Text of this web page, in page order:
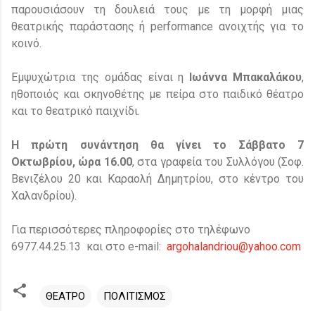
παρουσιάσουν τη δουλειά τους με τη μορφή μιας
θεατρικής παράστασης ή performance ανοιχτής για το
κοινό.
Εμψυχώτρια της ομάδας είναι η Ιωάννα Μπακαλάκου,
ηθοποιός και σκηνοθέτης με πείρα στο παιδικό θέατρο
και το θεατρικό παιχνίδι.
Η πρώτη συνάντηση θα γίνει το Σάββατο 7
Οκτωβρίου, ώρα 16.00, στα γραφεία του Συλλόγου (Σοφ.
Βενιζέλου 20 και Καραολή Δημητρίου, στο κέντρο του
Χαλανδρίου).
Για περισσότερες πληροφορίες στο τηλέφωνο
6977.44.25.13 και στο e-mail: argohalandriou@yahoo.com
ΘΕΑΤΡΟ ΠΟΛΙΤΙΣΜΟΣ